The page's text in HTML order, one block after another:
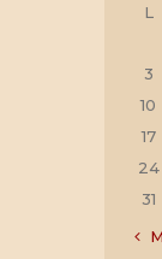
L
3
10
17
24
31
«